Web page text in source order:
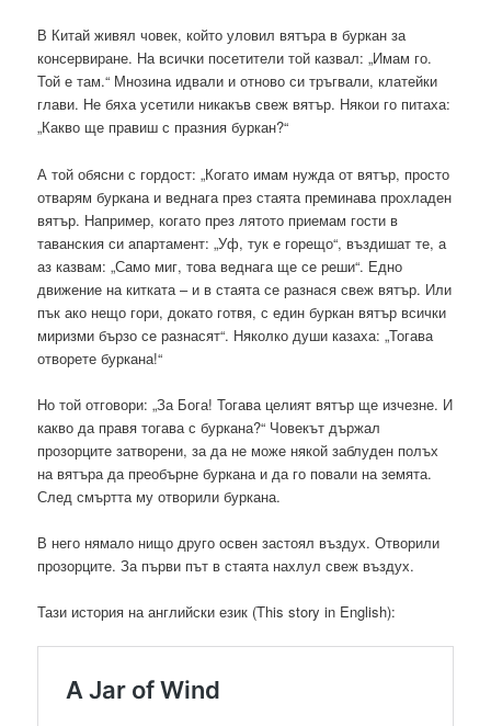
В Китай живял човек, който уловил вятъра в буркан за
консервиране. На всички посетители той казвал: „Имам го.
Той е там.“ Мнозина идвали и отново си тръгвали, клатейки
глави. Не бяха усетили никакъв свеж вятър. Някои го питаха:
„Какво ще правиш с празния буркан?“
А той обясни с гордост: „Когато имам нужда от вятър, просто
отварям буркана и веднага през стаята преминава прохладен
вятър. Например, когато през лятото приемам гости в
таванския си апартамент: „Уф, тук е горещо“, въздишат те, а
аз казвам: „Само миг, това веднага ще се реши“. Едно
движение на китката – и в стаята се разнася свеж вятър. Или
пък ако нещо гори, докато готвя, с един буркан вятър всички
миризми бързо се разнасят“. Няколко души казаха: „Тогава
отворете буркана!“
Но той отговори: „За Бога! Тогава целият вятър ще изчезне. И
какво да правя тогава с буркана?“ Човекът държал
прозорците затворени, за да не може някой заблуден полъх
на вятъра да преобърне буркана и да го повали на земята.
След смъртта му отворили буркана.
В него нямало нищо друго освен застоял въздух. Отворили
прозорците. За първи път в стаята нахлул свеж въздух.
Тази история на английски език (This story in English):